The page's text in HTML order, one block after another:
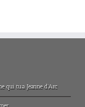
qui tua Jeanne d’Arc